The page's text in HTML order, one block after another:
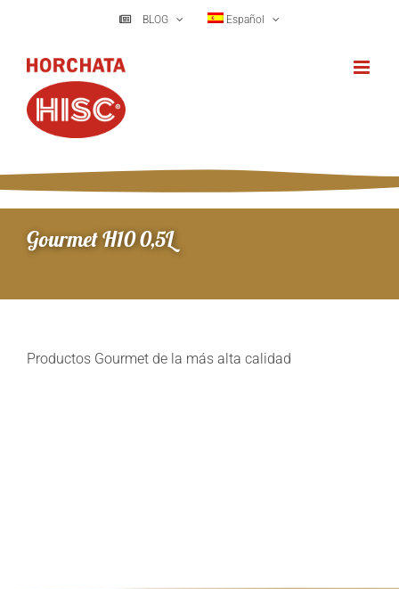
BLOG Español
Gourmet H10 0,5L
Productos Gourmet de la más alta calidad